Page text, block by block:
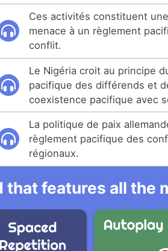
Ces activités constituent
menace à un règlement
conflit.
Le Nigéria croit au principe
pacifique des différends et
coexistence pacifique avec
La politique de paix
règlement pacifique des
régionaux.
that features all